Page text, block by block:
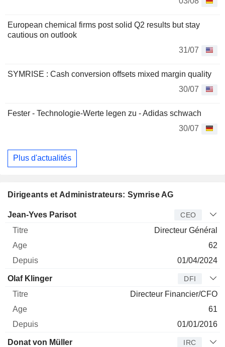
European chemical firms post solid Q2 results but stay
cautious on outlook
31/07
SYMRISE : Cash conversion offsets mixed margin quality
30/07
Fester - Technologie-Werte legen zu - Adidas schwach
30/07
Plus d'actualités
Dirigeants et Administrateurs: Symrise AG
Dirigeant Titre Age
Jean-Yves Parisot CEO
Directeur Général
62
01/04/2024
Olaf Klinger DFI
Directeur Financier/CFO
61
01/01/2016
Donat von Müller IRC